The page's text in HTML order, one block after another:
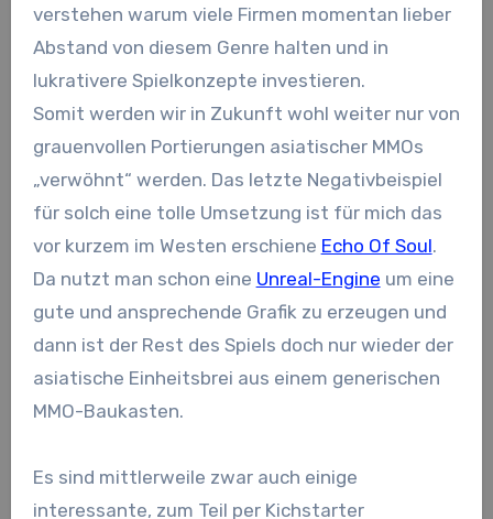
verstehen warum viele Firmen momentan lieber
Abstand von diesem Genre halten und in
lukrativere Spielkonzepte investieren.
Somit werden wir in Zukunft wohl weiter nur von
grauenvollen Portierungen asiatischer MMOs
„verwöhnt“ werden. Das letzte Negativbeispiel
für solch eine tolle Umsetzung ist für mich das
vor kurzem im Westen erschiene Echo Of Soul.
Da nutzt man schon eine Unreal-Engine um eine
gute und ansprechende Grafik zu erzeugen und
dann ist der Rest des Spiels doch nur wieder der
asiatische Einheitsbrei aus einem generischen
MMO-Baukasten.
Es sind mittlerweile zwar auch einige
interessante, zum Teil per Kichstarter